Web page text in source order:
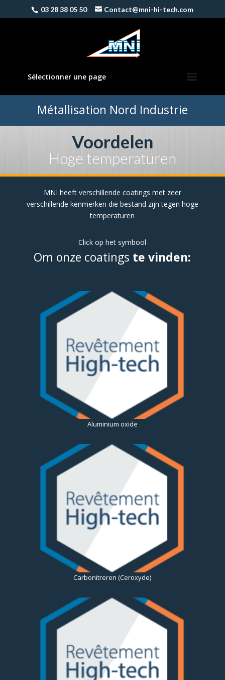
03 28 38 05 50 Contact@mni-hi-tech.com
Sélectionner une page
Métallisation Nord Industrie
Voordelen
Hoge temperaturen
MNI heeft verschillende coatings met zeer
verschillende kenmerken die bestand zijn tegen hoge
temperaturen
Click op het symbool
Om onze coatings te vinden:
Aluminium oxide
Carbonitreren (Ceroxyde)